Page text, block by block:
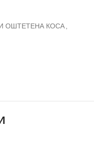
И ОШТЕТЕНА КОСА